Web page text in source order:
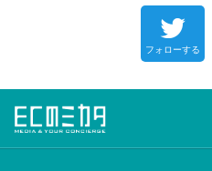
フォローする